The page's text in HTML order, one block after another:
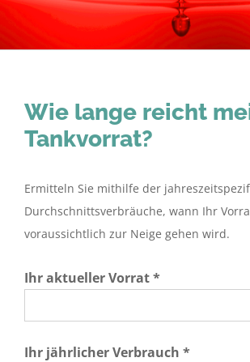
Wie lange reicht
Tankvorrat?
Ermitteln Sie mithilfe der
Durchschnittsverbräuche, wann Ihr
voraussichtlich zur Neige gehen wird.
Ihr aktueller Vorrat *
Ihr jährlicher Verbrauch *